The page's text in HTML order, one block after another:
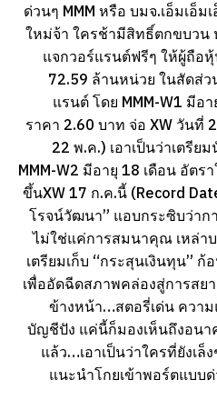
ด่วนๆ MMM หรือ บมจ.เอ็มเอ็
ใหม่จ้า ใครช้ามีสิทธิ์ตกขบวน
แจกวอร์แรนต์ฟรีๆ ให้ผู้ถือ
72.59 ล้านหน่วย ในสัดส่
แรนต์ โดย MMM-W1 มีอ
ราคา 2.60 บาท จ่อ XW วันที่
22 พ.ค.) เอาเป็นว่าเตรีย
MMM-W2 มีอายุ 18 เดือน อัต
ขึ้นXW 17 ก.ค.นี้ (Record
โรจน์วัฒนา” แอบกระซิบว่า
ไม่ใช่แค่การสมนาคุณ เหล่าบ
เตรียมเก็บ “กระสุนเงินทุน”
เพื่ออัดฉีดสภาพคล่องสู่การสย
ข้างหน้า…สตอรี่เด่น ความ
บัญชีปัง แค่นี้ก็มองเห็นถึงอนา
แล้ว…เอาเป็นว่าใครที่ยังเ
แนะนำโกยเข้าพอร์ตแบบ